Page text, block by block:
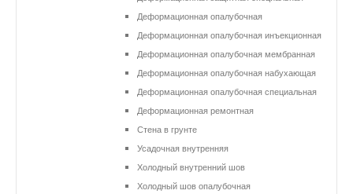
Деформационная опалубочная
Деформационная опалубочная инъекционная
Деформационная опалубочная мембранная
Деформационная опалубочная набухающая
Деформационная опалубочная специальная
Деформационная ремонтная
Стена в грунте
Усадочная внутренняя
Холодный внутренний шов
Холодный шов опалубочная